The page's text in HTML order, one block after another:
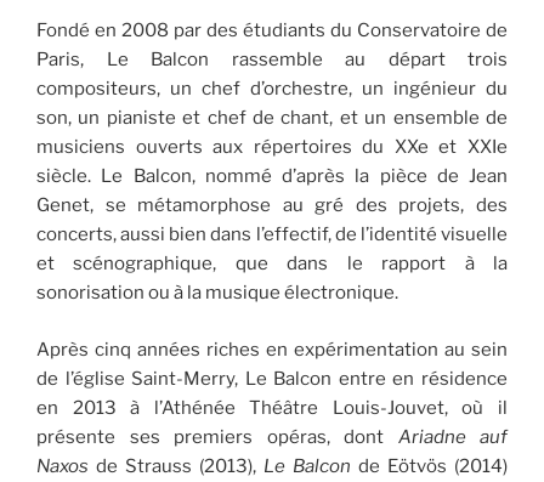
Fondé en 2008 par des étudiants du Conservatoire de
Paris, Le Balcon rassemble au départ trois
compositeurs, un chef d’orchestre, un ingénieur du
son, un pianiste et chef de chant, et un ensemble de
musiciens ouverts aux répertoires du XXe et XXIe
siècle. Le Balcon, nommé d’après la pièce de Jean
Genet, se métamorphose au gré des projets, des
concerts, aussi bien dans l’effectif, de l’identité visuelle
et scénographique, que dans le rapport à la
sonorisation ou à la musique électronique.
Après cinq années riches en expérimentation au sein
de l’église Saint-Merry, Le Balcon entre en résidence
en 2013 à l’Athénée Théâtre Louis-Jouvet, où il
présente ses premiers opéras, dont Ariadne auf
Naxos de Strauss (2013), Le Balcon de Eötvös (2014)